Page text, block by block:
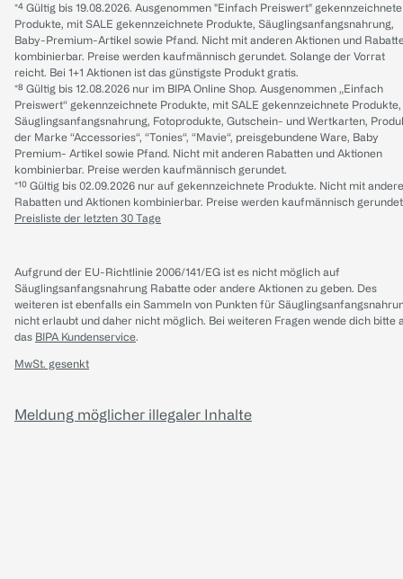
*⁴ Gültig bis 19.08.2026. Ausgenommen "Einfach Preiswert" gekennzeichnete
Produkte, mit SALE gekennzeichnete Produkte, Säuglingsanfangsnahrung,
Baby-Premium-Artikel sowie Pfand. Nicht mit anderen Aktionen und
kombinierbar. Preise werden kaufmännisch gerundet. Solange der Vorrat
reicht. Bei 1+1 Aktionen ist das günstigste Produkt gratis.
*⁸ Gültig bis 12.08.2026 nur im BIPA Online Shop. Ausgenommen „Einfach
Preiswert“ gekennzeichnete Produkte, mit SALE gekennzeichnete Produkte,
Säuglingsanfangsnahrung, Fotoprodukte, Gutschein- und Wertkarten,
der Marke “Accessories“, “Tonies“, “Mavie“, preisgebundene Ware, Baby
Premium- Artikel sowie Pfand. Nicht mit anderen Rabatten und Aktionen
kombinierbar. Preise werden kaufmännisch gerundet.
*¹⁰ Gültig bis 02.09.2026 nur auf gekennzeichnete Produkte. Nicht mit
Rabatten und Aktionen kombinierbar. Preise werden kaufmännisch
Preisliste der letzten 30 Tage
Aufgrund der EU-Richtlinie 2006/141/EG ist es nicht möglich auf
Säuglingsanfangsnahrung Rabatte oder andere Aktionen zu geben. Des
weiteren ist ebenfalls ein Sammeln von Punkten für
nicht erlaubt und daher nicht möglich. Bei weiteren Fragen wende dich bitte
das BIPA Kundenservice.
MwSt. gesenkt
Meldung möglicher illegaler Inhalte